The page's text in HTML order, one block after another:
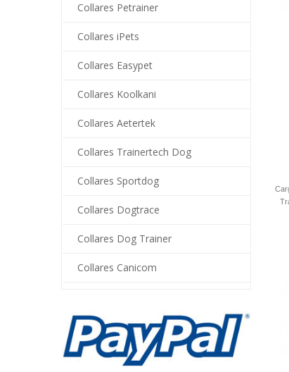
Collares Petrainer
Collares iPets
Collares Easypet
Collares Koolkani
Collares Aetertek
Collares Trainertech Dog
Collares Sportdog
Collares Dogtrace
Collares Dog Trainer
Collares Canicom